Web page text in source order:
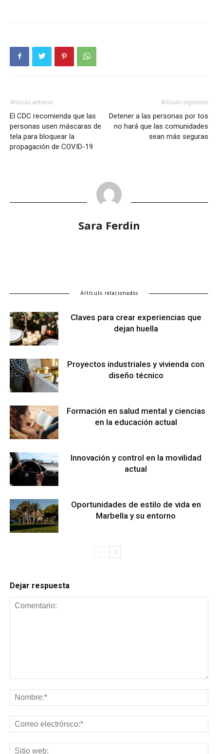
Artículo anterior
El CDC recomienda que las
personas usen máscaras de
tela para bloquear la
propagación de COVID-19
Artículo siguiente
Detener a las personas por tos
no hará que las comunidades
sean más seguras
Sara Ferdin
Artículo relacionados
Claves para crear experiencias que
dejan huella
Proyectos industriales y vivienda con
diseño técnico
Formación en salud mental y ciencias
en la educación actual
Innovación y control en la movilidad
actual
Oportunidades de estilo de vida en
Marbella y su entorno
Dejar respuesta